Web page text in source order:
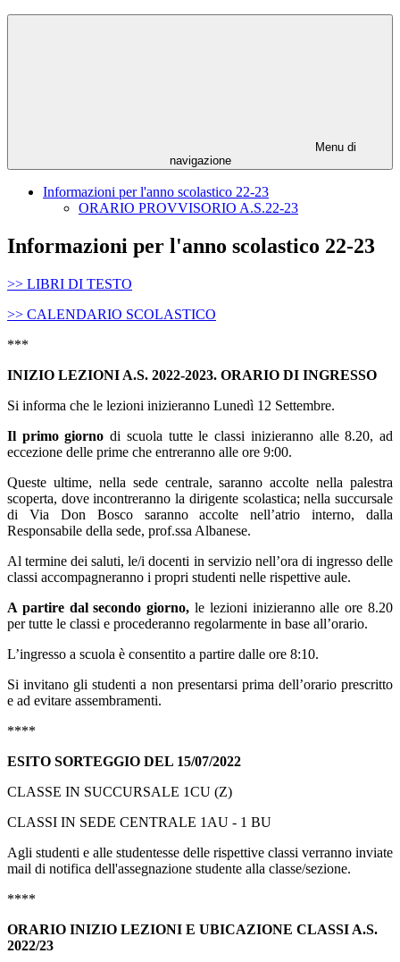
Menu di
navigazione
Informazioni per l'anno scolastico 22-23
ORARIO PROVVISORIO A.S.22-23
Informazioni per l'anno scolastico 22-23
>> LIBRI DI TESTO
>> CALENDARIO SCOLASTICO
***
INIZIO LEZIONI A.S. 2022-2023. ORARIO DI INGRESSO
Si informa che le lezioni inizieranno Lunedì 12 Settembre.
Il primo giornodi scuola tutte le classi inizieranno alle 8.20, ad
eccezione delle prime che entreranno alle ore 9:00.
Queste ultime, nella sede centrale, saranno accolte nella palestra
scoperta, dove incontreranno la dirigente scolastica; nella succursale
di Via Don Bosco saranno accolte nell’atrio interno, dalla
Responsabile della sede, prof.ssa Albanese.
Al termine dei saluti, le/i docenti in servizio nell’ora di ingresso delle
classi accompagneranno i propri studenti nelle rispettive aule.
A partire dal secondo giorno, le lezioni inizieranno alle ore 8.20
per tutte le classi e procederanno regolarmente in base all’orario.
L’ingresso a scuola è consentito a partire dalle ore 8:10.
Si invitano gli studenti a non presentarsi prima dell’orario prescritto
e ad evitare assembramenti.
****
ESITO SORTEGGIO DEL 15/07/2022
CLASSE IN SUCCURSALE 1CU (Z)
CLASSI IN SEDE CENTRALE 1AU - 1 BU
Agli studenti e alle studentesse delle rispettive classi verranno inviate
mail di notifica dell'assegnazione studente alla classe/sezione.
****
ORARIO INIZIO LEZIONI E UBICAZIONE CLASSI A.S.
2022/23